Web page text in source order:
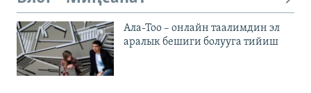
Ала-Тоо – онлайн таалимдин эл
аралык бешиги болууга тийиш